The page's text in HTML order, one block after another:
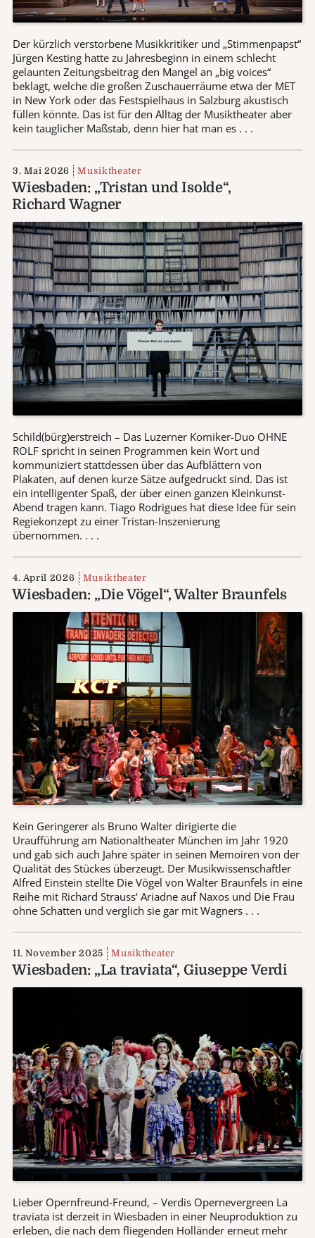
Der kürzlich verstorbene Musikkritiker und „Stimmenpapst“
Jürgen Kesting hatte zu Jahresbeginn in einem schlecht
gelaunten Zeitungsbeitrag den Mangel an „big voices“
beklagt, welche die großen Zuschauerräume etwa der MET
in New York oder das Festspielhaus in Salzburg akustisch
füllen könnte. Das ist für den Alltag der Musiktheater aber
kein tauglicher Maßstab, denn hier hat man es . . .
3. Mai 2026 Musiktheater
Wiesbaden: „Tristan und Isolde“,
Richard Wagner
Schild(bürg)erstreich – Das Luzerner Komiker-Duo OHNE
ROLF spricht in seinen Programmen kein Wort und
kommuniziert stattdessen über das Aufblättern von
Plakaten, auf denen kurze Sätze aufgedruckt sind. Das ist
ein intelligenter Spaß, der über einen ganzen Kleinkunst-
Abend tragen kann. Tiago Rodrigues hat diese Idee für sein
Regiekonzept zu einer Tristan-Inszenierung
übernommen. . . .
4. April 2026 Musiktheater
Wiesbaden: „Die Vögel“, Walter Braunfels
Kein Geringerer als Bruno Walter dirigierte die
Uraufführung am Nationaltheater München im Jahr 1920
und gab sich auch Jahre später in seinen Memoiren von der
Qualität des Stückes überzeugt. Der Musikwissenschaftler
Alfred Einstein stellte Die Vögel von Walter Braunfels in eine
Reihe mit Richard Strauss‘ Ariadne auf Naxos und Die Frau
ohne Schatten und verglich sie gar mit Wagners . . .
11. November 2025 Musiktheater
Wiesbaden: „La traviata“, Giuseppe Verdi
Lieber Opernfreund-Freund, – Verdis Opernevergreen La
traviata ist derzeit in Wiesbaden in einer Neuproduktion zu
erleben, die nach dem fliegenden Holländer erneut mehr